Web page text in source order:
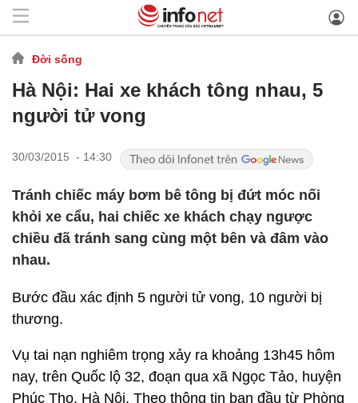
Đời sống
Hà Nội: Hai xe khách tông nhau, 5
người tử vong
30/03/2015 - 14:30
Tránh chiếc máy bơm bê tông bị đứt móc nối
khỏi xe cẩu, hai chiếc xe khách chạy ngược
chiều đã tránh sang cùng một bên và đâm vào
nhau.
Bước đầu xác định 5 người tử vong, 10 người bị
thương.
Vụ tai nạn nghiêm trọng xảy ra khoảng 13h45 hôm
nay, trên Quốc lộ 32, đoạn qua xã Ngọc Tảo, huyện
Phúc Thọ, Hà Nội. Theo thông tin ban đầu từ Phòng